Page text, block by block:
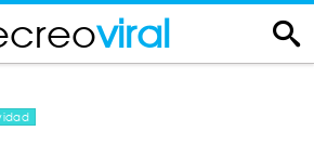
viral